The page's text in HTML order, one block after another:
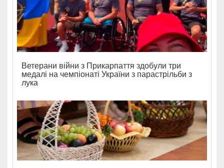
Ветерани війни з Прикарпаття здобули три
медалі на чемпіонаті України з парастрільби з
лука